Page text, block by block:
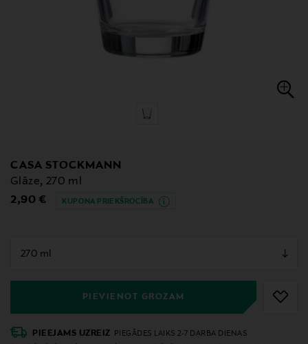
CASA STOCKMANN
Glāze, 270 ml
Original Price
2,90 € KUPONA PRIEKŠROCĪBA
PIEVIENOT GROZAM
PIEEJAMS UZREIZ
PIEGĀDES LAIKS 2-7 DARBA DIENAS